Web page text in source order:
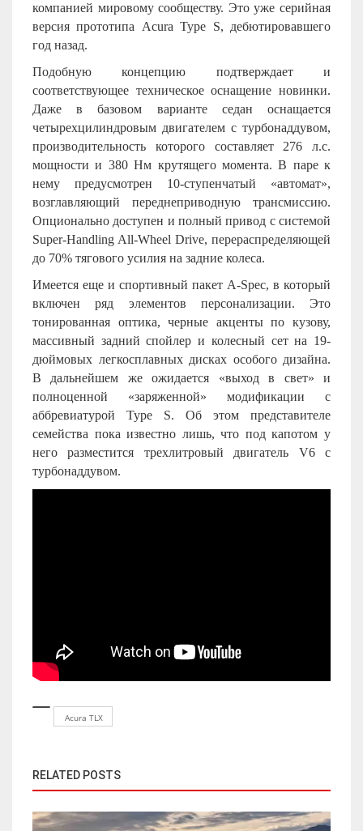
компанией мировому сообществу. Это уже серийная
версия прототипа Acura Type S, дебютировавшего
год назад.
Подобную концепцию подтверждает и
соответствующее техническое оснащение новинки.
Даже в базовом варианте седан оснащается
четырехцилиндровым двигателем с турбонаддувом,
производительность которого составляет 276 л.с.
мощности и 380 Нм крутящего момента. В паре к
нему предусмотрен 10-ступенчатый «автомат»,
возглавляющий переднеприводную трансмиссию.
Опционально доступен и полный привод с системой
Super-Handling All-Wheel Drive, перераспределяющей
до 70% тягового усилия на задние колеса.
Имеется еще и спортивный пакет A-Spec, в который
включен ряд элементов персонализации. Это
тонированная оптика, черные акценты по кузову,
массивный задний спойлер и колесный сет на 19-
дюймовых легкосплавных дисках особого дизайна.
В дальнейшем же ожидается «выход в свет» и
полноценной «заряженной» модификации с
аббревиатурой Type S. Об этом представителе
семейства пока известно лишь, что под капотом у
него разместится трехлитровый двигатель V6 с
турбонаддувом.
Acura TLX
RELATED POSTS